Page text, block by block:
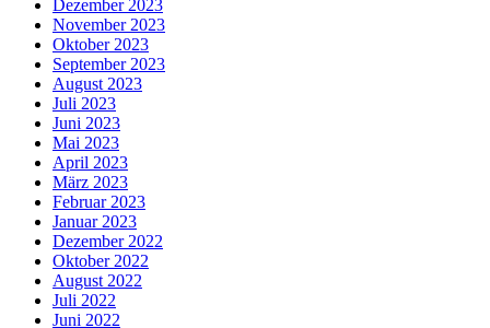
Dezember 2023
November 2023
Oktober 2023
September 2023
August 2023
Juli 2023
Juni 2023
Mai 2023
April 2023
März 2023
Februar 2023
Januar 2023
Dezember 2022
Oktober 2022
August 2022
Juli 2022
Juni 2022